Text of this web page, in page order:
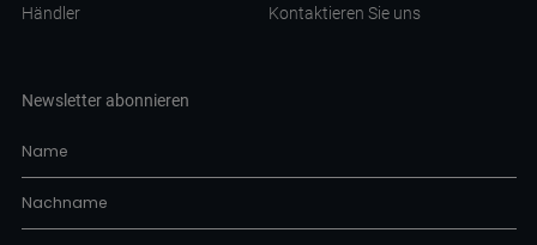
Händler
Kontaktieren Sie uns
Newsletter abonnieren